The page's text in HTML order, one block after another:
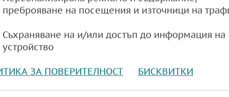
Намаляването на ДДС е скъпо за
преброяване на посещения и източници на
Съхраняване на и/или достъп до информация на
устройство
ЗА ПОВЕРИТЕЛНОСТ БИСКВИТКИ